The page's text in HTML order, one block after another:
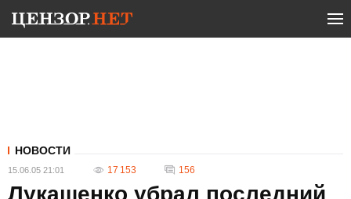
НОВОСТИ
15.06.05 21:01 17 153 156
Лукашенко убрал последний